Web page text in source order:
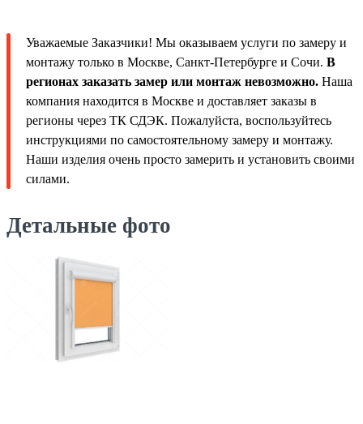
Уважаемые Заказчики! Мы оказываем услуги по замеру и
монтажу только в Москве, Санкт-Петербурге и Сочи. В
регионах заказать замер или монтаж невозможно. Наша
компания находится в Москве и доставляет заказы в
регионы через ТК СДЭК. Пожалуйста, воспользуйтесь
инструкциями по самостоятельному замеру и монтажу.
Наши изделия очень просто замерить и установить своими
силами.
Детальные фото